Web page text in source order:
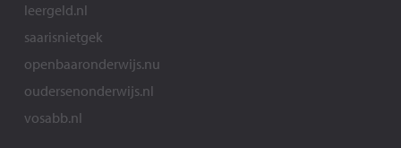
leergeld.nl
saarisnietgek
openbaaronderwijs.nu
oudersenonderwijs.nl
vosabb.nl